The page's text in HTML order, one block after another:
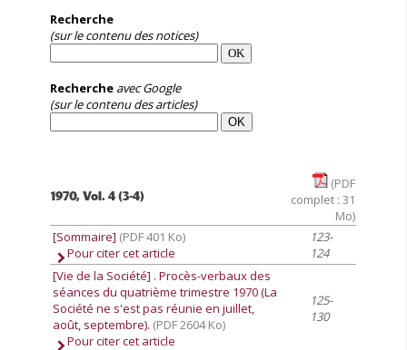
Recherche
(sur le contenu des notices)
Recherche avec Google
(sur le contenu des articles)
1970, Vol. 4 (3-4)
(PDF
complet : 31
Mo)
[Sommaire] (PDF 401 Ko)
Pour citer cet article
123-
124
[Vie de la Société] . Procès-verbaux des
séances du quatrième trimestre 1970 (La
Société ne s'est pas réunie en juillet,
août, septembre). (PDF 2604 Ko)
Pour citer cet article
125-
130